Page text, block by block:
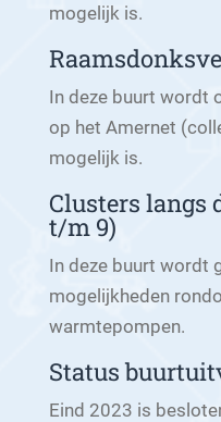
mogelijk is.
In deze buurt wordt
op het Amernet
mogelijk is.
Clusters langs
t/m 9)
In deze buurt wordt
mogelijkheden
warmtepompen.
Status
Eind 2023 is